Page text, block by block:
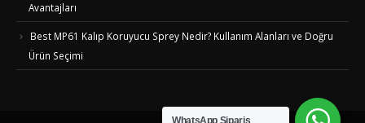
Avantajları
Best MP61 Kalıp Koruyucu Sprey Nedir? Kullanım Alanları ve Doğru
Ürün Seçimi
WhatsApp Sipariş